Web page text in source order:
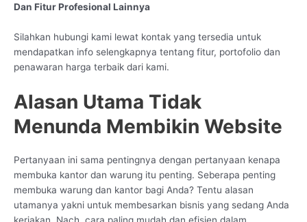
Dan Fitur Profesional Lainnya
Silahkan hubungi kami lewat kontak yang tersedia untuk
mendapatkan info selengkapnya tentang fitur, portofolio dan
penawaran harga terbaik dari kami.
Alasan Utama Tidak
Menunda Membikin Website
Pertanyaan ini sama pentingnya dengan pertanyaan kenapa
membuka kantor dan warung itu penting. Seberapa penting
membuka warung dan kantor bagi Anda? Tentu alasan
utamanya yakni untuk membesarkan bisnis yang sedang Anda
kerjakan. Nach, cara paling mudah dan efisien dalam